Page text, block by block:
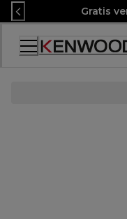
Skip
to
Content
Gratis
Accessibility